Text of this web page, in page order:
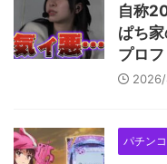
自称
ぱち
プロ
パチン